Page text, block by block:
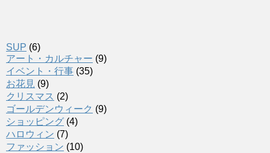
SUP (6)
アート・カルチャー (9)
イベント・行事 (35)
お花見 (9)
クリスマス (2)
ゴールデンウィーク (9)
ショッピング (4)
ハロウィン (7)
ファッション (10)